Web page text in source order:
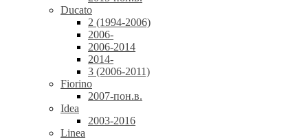
Ducato
2 (1994-2006)
2006-
2006-2014
2014-
3 (2006-2011)
Fiorino
2007-пон.в.
Idea
2003-2016
Linea